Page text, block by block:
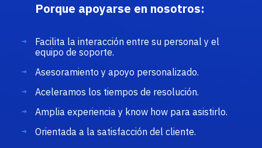
Porque apoyarse en nosotros:
Facilita la interacción entre su personal y el
equipo de soporte.
Asesoramiento y apoyo personalizado.
Aceleramos los tiempos de resolución.
Amplia experiencia y know how para asistirlo.
Orientada a la satisfacción del cliente.